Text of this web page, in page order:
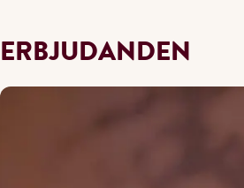
ERBJUDANDEN